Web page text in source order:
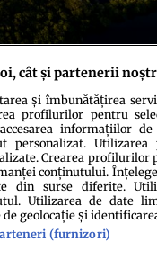
şi condiţiiEchipa
cât și partenerii
și îmbunătățirea
profilurilor pentru
informațiilor
personalizat.
Crearea profilurilor
conținutului.
din surse diferite.
Utilizarea de date
de geolocație și
(furnizori)